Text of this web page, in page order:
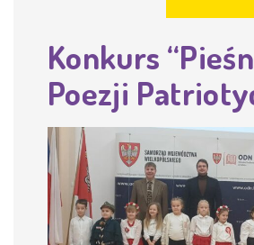
Konkurs
Poezji